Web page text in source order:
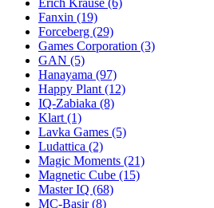
Erich Krause (6)
Fanxin (19)
Forceberg (29)
Games Corporation (3)
GAN (5)
Hanayama (97)
Happy Plant (12)
IQ-Zabiaka (8)
Klart (1)
Lavka Games (5)
Ludattica (2)
Magic Moments (21)
Magnetic Cube (15)
Master IQ (68)
MC-Basir(8)